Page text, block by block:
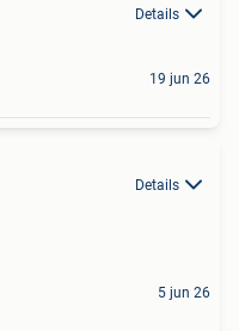
Details
19 jun 26
Details
5 jun 26